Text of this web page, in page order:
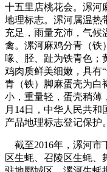
十五里店桃花会。漯河
地理标志。漯河属温热
充足，雨量充沛，气
禽。漯河麻鸡分青（铁
喙、胫、趾为铁青色；
鸡肉质鲜美细嫩，具有
青（铁）脚麻蛋壳为白
小，重量轻，蛋壳稍薄
月14日，中华人民共和
产品地理标志登记保护。
截至2016年，漯河市
区生蚝、召陵区生蚝、